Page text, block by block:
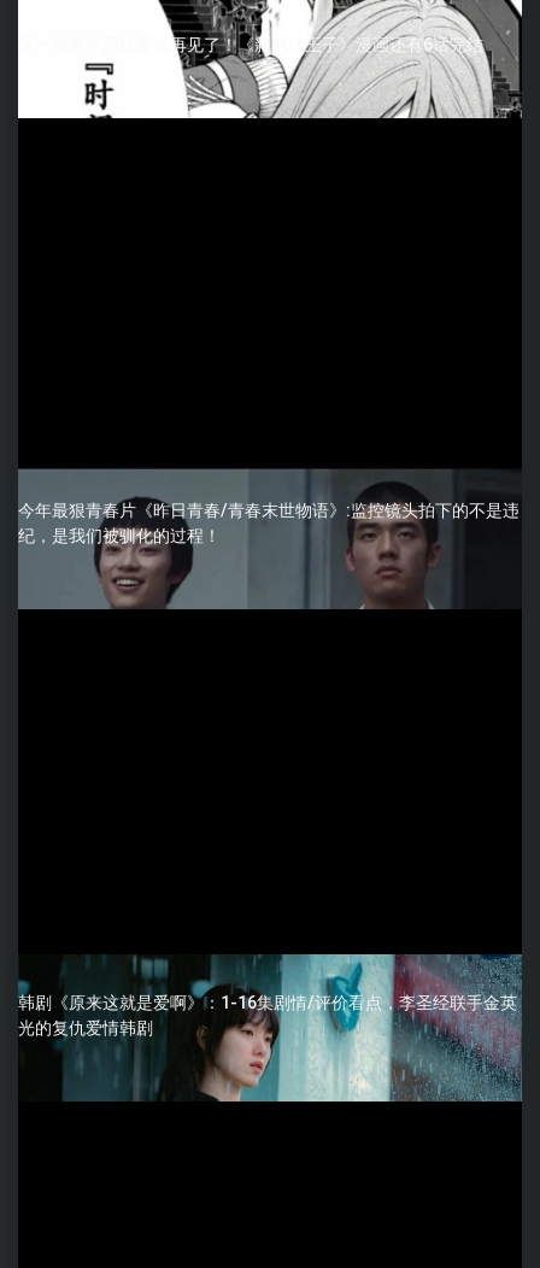
又一部童年回忆要说再见了！《新网球王子》漫画还有6话完结
今年最狠青春片《昨日青春/青春末世物语》:监控镜头拍下的不是违
纪，是我们被驯化的过程！
韩剧《原来这就是爱啊》：1-16集剧情/评价看点，李圣经联手金英
光的复仇爱情韩剧